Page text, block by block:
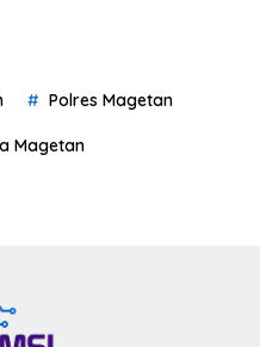
Polres Magetan
Magetan